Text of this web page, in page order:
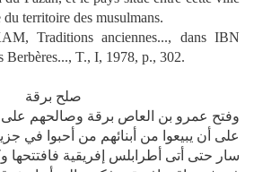
territoire des musulmans.
Traditions anciennes..., dans IBN
T., I, 1978, p., 302.
صلح برقة
وفتح عمرو بن العاص برقة وصالحهم على
على أن يبيعوا من أبنائهم من أحبوا في
سار حتى أتى أطرابلس إفريقية فافتتحها